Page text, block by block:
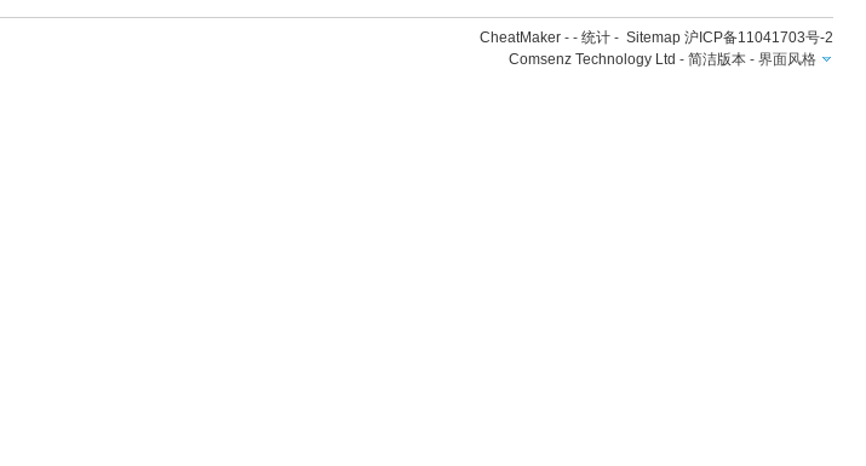
CheatMaker - -统计 -Sitemap 沪ICP备11041703号-2
Comsenz Technology Ltd -简洁版本 -界面风格